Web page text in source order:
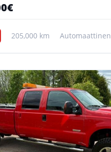
205,000 km Automaattinen